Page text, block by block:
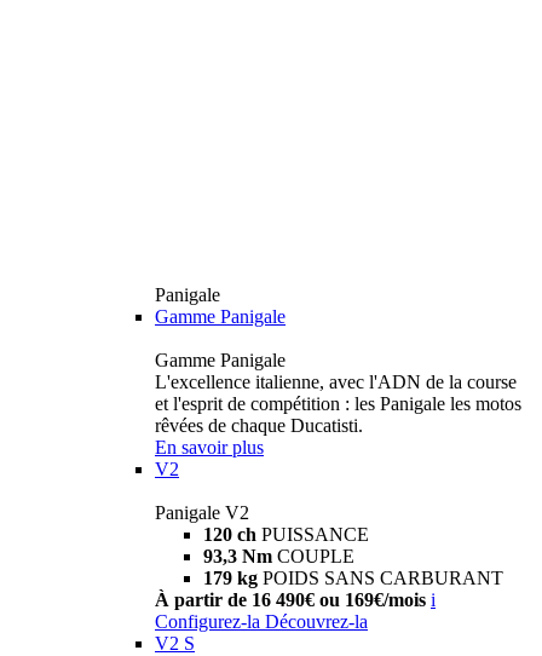
Panigale
Gamme Panigale
Gamme Panigale
L'excellence italienne, avec l'ADN de la course
et l'esprit de compétition : les Panigale les motos
rêvées de chaque Ducatisti.
En savoir plus
V2
Panigale V2
120 ch PUISSANCE
93,3 Nm COUPLE
179 kg POIDS SANS CARBURANT
À partir de 16 490€ ou 169€/mois i
Configurez-la Découvrez-la
V2 S